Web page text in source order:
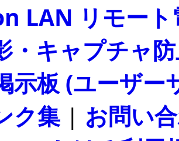
LAN リモート
・キャプチャ
示板 (ユーザー
ク集 | お問い